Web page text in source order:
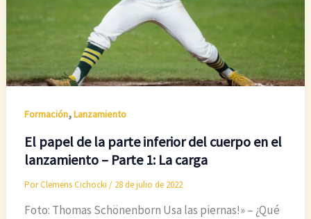
Formación,Lanzamiento
El papel de la parte inferior del cuerpo en el
lanzamiento – Parte 1: La carga
PorClemens Cichocki / 28 de julio de 2022
Foto: Thomas Schönenborn Usa las piernas!» – ¿Qué